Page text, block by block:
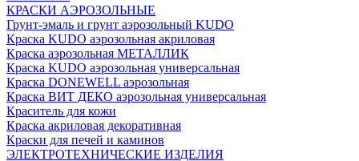
КРАСКИ АЭРОЗОЛЬНЫЕ
Грунт-эмаль и грунт аэрозольный KUDO
Краска KUDO аэрозольная акриловая
Краска аэрозольная МЕТАЛЛИК
Краска KUDO аэрозольная универсальная
Краска DONEWELL аэрозольная
Краска ВИТ ДЕКО аэрозольная универсальная
Краситель для кожи
Краска акриловая декоративная
Краски для печей и каминов
ЭЛЕКТРОТЕХНИЧЕСКИЕ ИЗДЕЛИЯ